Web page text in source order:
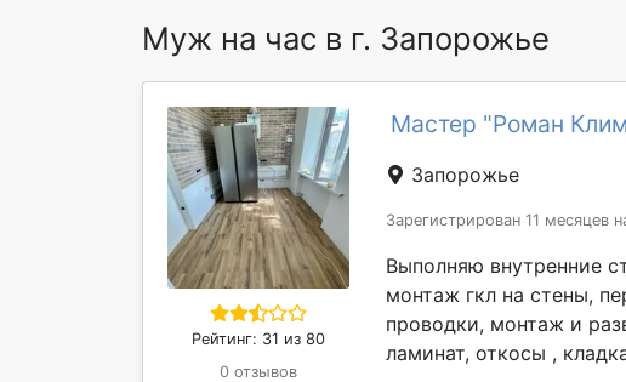
Муж на час в г. Запорожье
Рейтинг: 31 из 80
0 отзывов
Мастер "Роман
Запорожье
Зарегистрирован 11 месяцев
Выполняю внутренние
монтаж гкл на стены,
проводки, монтаж и
ламинат, откосы ,